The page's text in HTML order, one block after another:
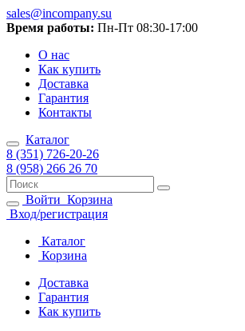
sales@incompany.su
Время работы: Пн-Пт 08:30-17:00
О нас
Как купить
Доставка
Гарантия
Контакты
Каталог
8 (351) 726-20-26
8 (958) 266 26 70
Войти Корзина
Вход/регистрация
Каталог
Корзина
Доставка
Гарантия
Как купить